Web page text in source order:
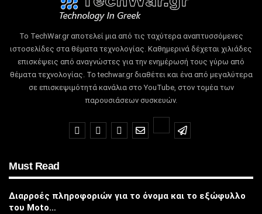
Το TechWar.gr αποτελεί μια από τις ταχύτερα αναπτυσσόμενες
ιστοσελίδες στα θέματα τεχνολογίας. Καθημερινά δέχεται χιλιάδες
επισκέψεις από αναγνώστες για την ενημέρωσή τους γύρω από
θέματα τεχνολογίας. Το techwar.gr διαθέτει και ένα από μεγαλύτερα
σε επισκεψιμότητά κανάλια στο YouTube, στον τομέα των
παρουσιάσεων συσκευών.
Must Read
Διαρροές πληροφοριών για το όνομα και το εξώφυλλο
του Moto…